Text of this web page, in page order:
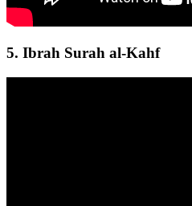
5. Ibrah Surah al-Kahf